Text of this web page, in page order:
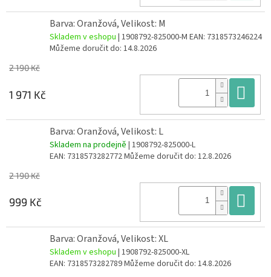
Barva: Oranžová, Velikost: M
Skladem v eshopu | 1908792-825000-M EAN: 7318573246224
Můžeme doručit do: 14.8.2026
2 190 Kč
1 971 Kč
Barva: Oranžová, Velikost: L
Skladem na prodejně | 1908792-825000-L
EAN: 7318573282772Můžeme doručit do: 12.8.2026
2 190 Kč
999 Kč
Barva: Oranžová, Velikost: XL
Skladem v eshopu | 1908792-825000-XL
EAN: 7318573282789Můžeme doručit do: 14.8.2026